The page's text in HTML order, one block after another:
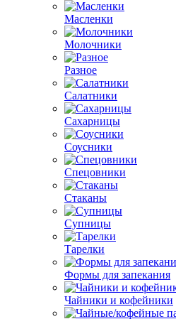
Масленки
Молочники
Разное
Салатники
Сахарницы
Соусники
Спецовники
Стаканы
Супницы
Тарелки
Формы для запекания
Чайники и кофейники